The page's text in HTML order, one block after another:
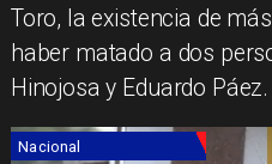
Toro, la existencia de
haber matado a dos
Hinojosa y Eduardo Páez.
Nacional